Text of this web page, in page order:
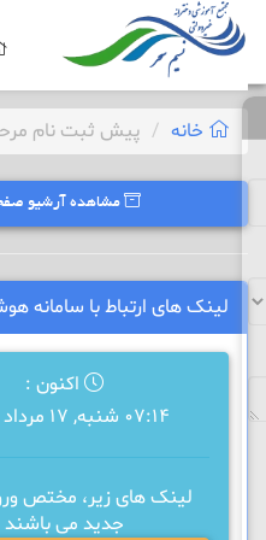
خانه پیش ثبت نام
مشاهده آرشیو
لینک های ارتباط با سامانه
اکنون :
07:14 شنبه, 17 مرداد 1405
لینک های زیر، مختص
جدید می باشند